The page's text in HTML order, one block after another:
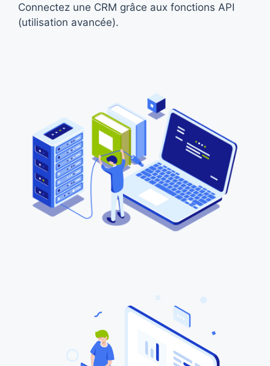
Connectez une CRM grâce aux fonctions API
(utilisation avancée).